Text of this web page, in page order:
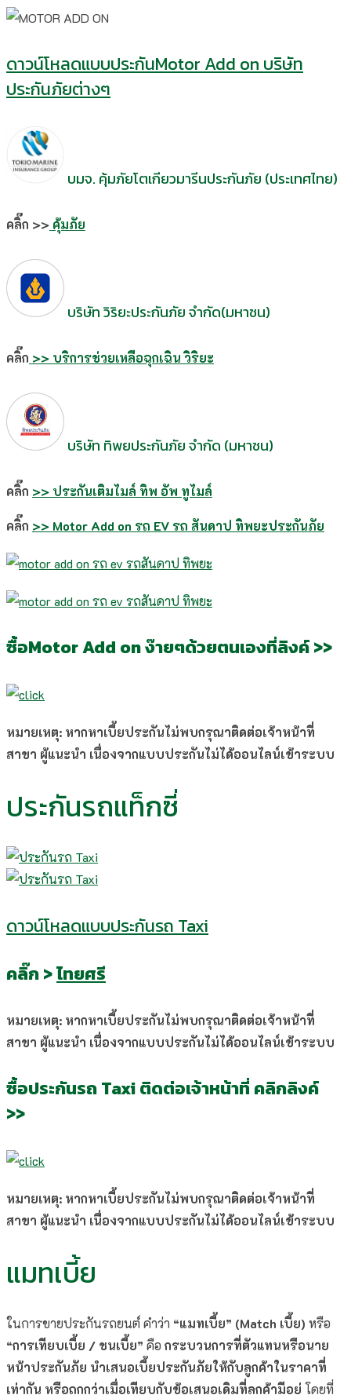
ดาวน์โหลดแบบประกันMotor Add on บริษัท
ประกันภัยต่างๆ
บมจ. คุ้มภัยโตเกียวมารีนประกันภัย (ประเทศไทย)
คลิ๊ก >> คุ้มภัย
บริษัท วิริยะประกันภัย จำกัด(มหาชน)
คลิ๊ก >> บริการช่วยเหลือฉุกเฉิน วิริยะ
บริษัท ทิพยประกันภัย จำกัด (มหาชน)
คลิ๊ก >> ประกันเติมไมล์ ทิพ อัพ ทูไมล์
คลิ๊ก >> Motor Add on รถ EV รถ สันดาป ทิพยะประกันภัย
ซื้อMotor Add on ง๊ายๆด้วยตนเองที่ลิงค์ >>
หมายเหตุ: หากหาเบี้ยประกันไม่พบกรุณาติดต่อเจ้าหน้าที่
สาขา ผู้แนะนำ เนื่องจากแบบประกันไม่ได้ออนไลน์เข้าระบบ
ประกันรถแท็กซี่
ดาวน์โหลดแบบประกันรถ Taxi
คลิ๊ก >ไทยศรี
หมายเหตุ: หากหาเบี้ยประกันไม่พบกรุณาติดต่อเจ้าหน้าที่
สาขา ผู้แนะนำ เนื่องจากแบบประกันไม่ได้ออนไลน์เข้าระบบ
ซื้อประกันรถ Taxi ติดต่อเจ้าหน้าที่ คลิกลิงค์
>>
หมายเหตุ: หากหาเบี้ยประกันไม่พบกรุณาติดต่อเจ้าหน้าที่
สาขา ผู้แนะนำ เนื่องจากแบบประกันไม่ได้ออนไลน์เข้าระบบ
แมทเบี้ย
ในการขายประกันรถยนต์ คำว่า “แมทเบี้ย” (Match เบี้ย) หรือ
“การเทียบเบี้ย / ชนเบี้ย” คือ กระบวนการที่ตัวแทนหรือนาย
หน้าประกันภัย นำเสนอเบี้ยประกันภัยให้กับลูกค้าในราคาที่
เท่ากัน หรือถูกกว่าเมื่อเทียบกับข้อเสนอเดิมที่ลูกค้ามีอยู่ โดยที่